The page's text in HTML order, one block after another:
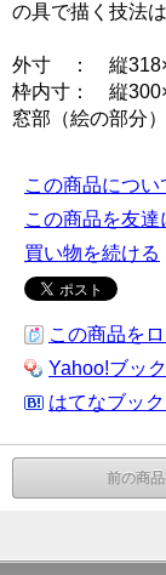
の具で描く技法
外寸 ： 縦318×
枠内寸： 縦
窓部（絵の部分
この商品につ
この商品を友達
買い物を続ける
この商品を
Yahoo!ブッ
はてなブッ
前の商